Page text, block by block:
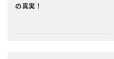
の真実！